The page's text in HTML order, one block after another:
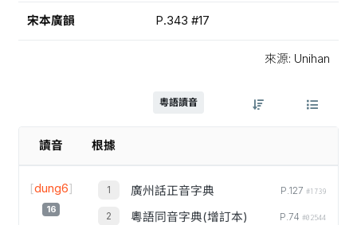
宋本廣韻 P.343 #17
來源: Unihan
粵語讀音
讀音 根據
[dung6]
16
廣州話正音字典 P.127 #1739
粵語同音字典(增訂本) P.74 #02544